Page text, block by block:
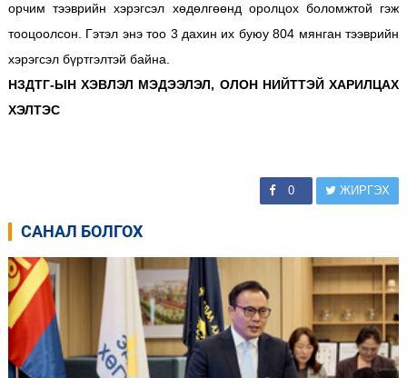
орчим тээврийн хэрэгсэл хөдөлгөөнд оролцох боломжтой гэж
тооцоолсон. Гэтэл энэ тоо 3 дахин их буюу 804 мянган тээврийн
хэрэгсэл бүртгэлтэй байна.
НЗДТГ-ЫН ХЭВЛЭЛ МЭДЭЭЛЭЛ, ОЛОН НИЙТТЭЙ ХАРИЛЦАХ
ХЭЛТЭС
0 ЖИРГЭХ
САНАЛ БОЛГОХ